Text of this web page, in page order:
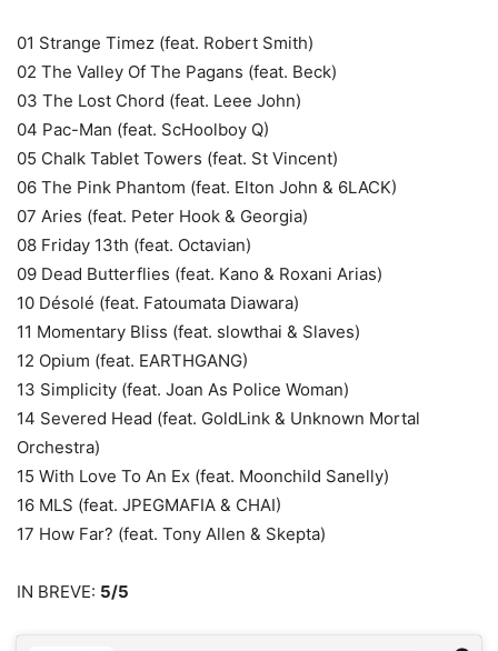
01 Strange Timez (feat. Robert Smith)
02 The Valley Of The Pagans (feat. Beck)
03 The Lost Chord (feat. Leee John)
04 Pac-Man (feat. ScHoolboy Q)
05 Chalk Tablet Towers (feat. St Vincent)
06 The Pink Phantom (feat. Elton John & 6LACK)
07 Aries (feat. Peter Hook & Georgia)
08 Friday 13th (feat. Octavian)
09 Dead Butterflies (feat. Kano & Roxani Arias)
10 Désolé (feat. Fatoumata Diawara)
11 Momentary Bliss (feat. slowthai & Slaves)
12 Opium (feat. EARTHGANG)
13 Simplicity (feat. Joan As Police Woman)
14 Severed Head (feat. GoldLink & Unknown Mortal
Orchestra)
15 With Love To An Ex (feat. Moonchild Sanelly)
16 MLS (feat. JPEGMAFIA & CHAI)
17 How Far? (feat. Tony Allen & Skepta)
IN BREVE: 5/5